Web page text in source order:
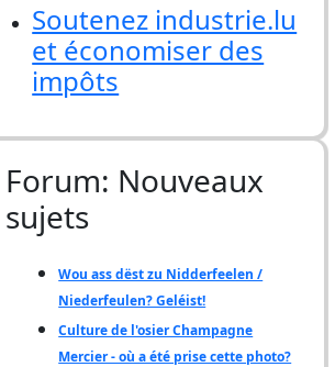
Soutenez industrie.lu
et économiser des
impôts
Forum: Nouveaux
sujets
Wou ass dëst zu Nidderfeelen /
Niederfeulen? Geléist!
Culture de l'osier Champagne
Mercier - où a été prise cette photo?